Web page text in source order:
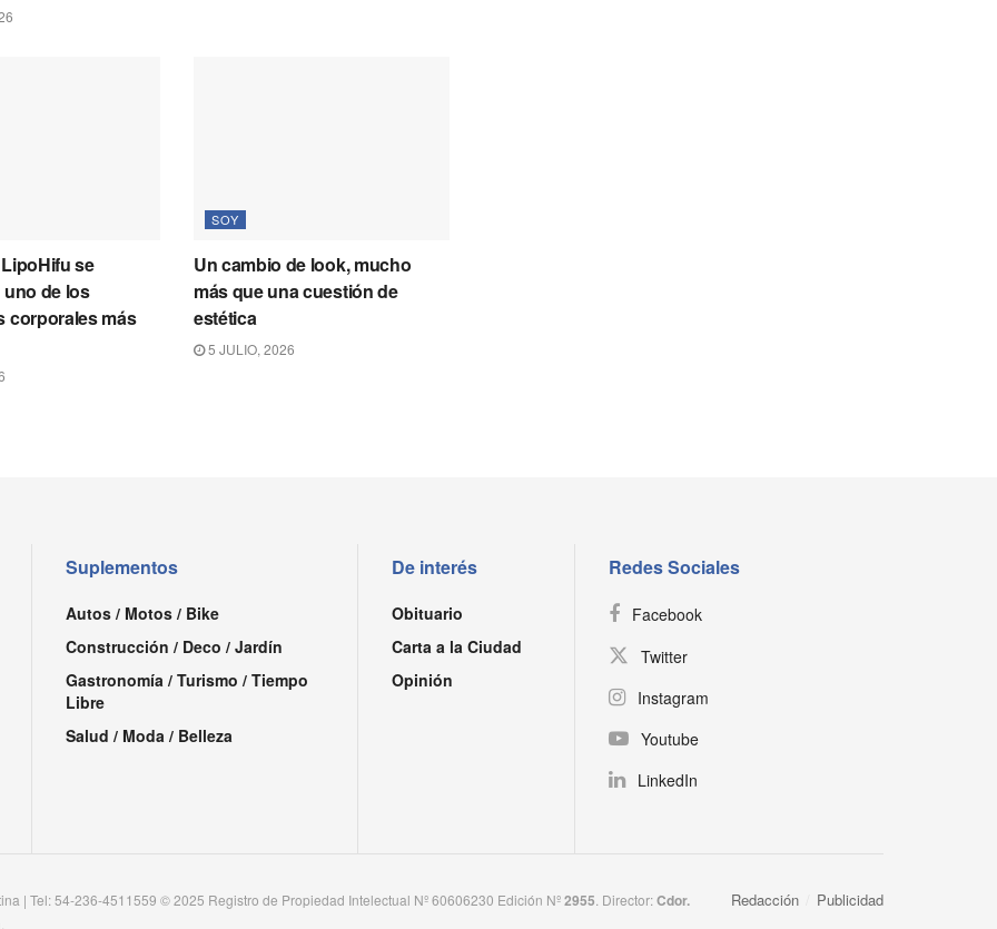
se
de los
corporales más
SOY
Un cambio de look, mucho
más que una cuestión de
estética
5 JULIO, 2026
Suplementos
Autos / Motos / Bike
Construcción / Deco / Jardín
Gastronomía / Turismo / Tiempo
Libre
Salud / Moda / Belleza
De interés
Obituario
Carta a la Ciudad
Opinión
Redes Sociales
Facebook
Twitter
Instagram
Youtube
LinkedIn
Redacción Publicidad
| Tel: 54-236-4511559 © 2025 Registro de Propiedad Intelectual Nº 60606230 Edición Nº2955 . Director:​Cdor.